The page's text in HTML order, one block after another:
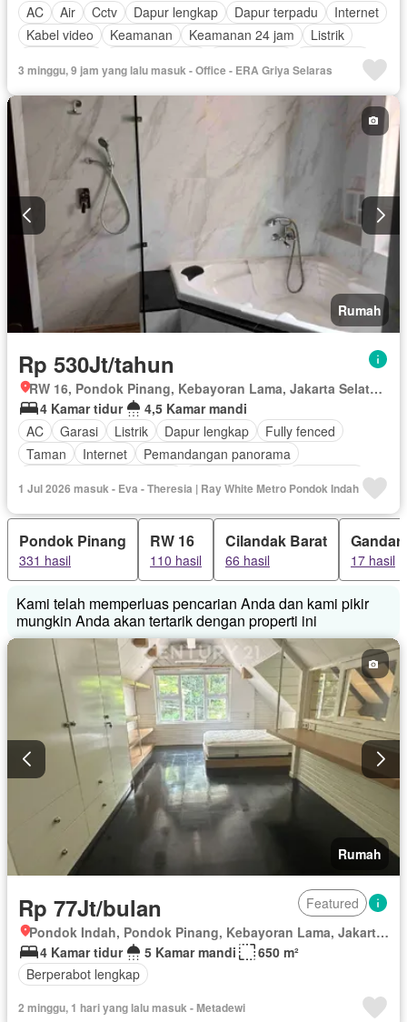
AC
Air Cctv Dapur lengkap Dapur terpadu
Internet
Kabel video
Keamanan Keamanan 24 jam
Listrik
Televisi
Garasi Wifi Sebagian perabotan
3 minggu, 9 jam yang lalu masuk - Office - ERA Griya Selaras
Rumah
Rp 530Jt/tahun
RW 16, Pondok Pinang, Kebayoran Lama, Jakarta Selatan, Daerah Khusus Ibukota Jakarta
4 Kamar tidur
4,5 Kamar mandi
AC
Garasi Listrik Dapur lengkap
Fully fenced
Taman
Internet
Pemandangan panorama
Kolam renang
Teras Televisi
Keamanan 24 jam
Kabel video
Air Wifi Berperabot lengkap
1 Jul 2026 masuk - Eva - Theresia | Ray White Metro Pondok Indah
Pondok Pinang
331 hasil
RW 16
110 hasil
Cilandak Barat
66 hasil 17 hasil
Kami telah memperluas pencarian Anda dan kami pikir
mungkin Anda akan tertarik dengan properti ini
Rumah
Rp 77Jt/bulan
Featured
Pondok Indah, Pondok Pinang, Kebayoran Lama, Jakarta Selatan, Daerah Khusus Ibukota Jakarta
4 Kamar tidur
5 Kamar mandi
650 m²
Berperabot lengkap
2 minggu, 1 hari yang lalu masuk - Metadewi